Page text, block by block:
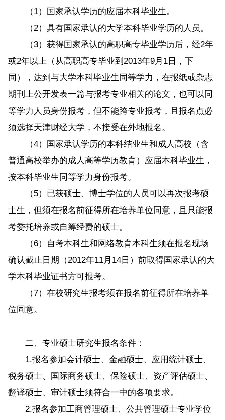
（1）国家承认学历的应届本科毕业生。
（2）具有国家承认的大学本科毕业学历的人员。
（3）获得国家承认的高职高专毕业学历后，经2年
或2年以上（从高职高专毕业到2013年9月1日，下
同），达到与大学本科毕业生同等学力，在报纸或杂志
期刊上公开发表一篇与报考专业相关的论文，也可以同
等学力人员身份报考，但不能跨专业报考，且报名点必
须选择天津财经大学，不接受在外地报名。
（4）国家承认学历的本科结业生和成人高校（含
普通高校举办的成人高等学历教育）应届本科毕业生，
按本科毕业生同等学力身份报考。
（5）已获硕士、博士学位的人员可以再次报考硕
士生，但须在报名前征得所在培养单位同意，且只能报
考委托培养或自筹经费的硕士。
（6）自考本科生和网络教育本科生须在报名现场
确认截止日期（2012年11月14日）前取得国家承认的大
学本科毕业证书方可报考。
（7）在校研究生报考须在报名前征得所在培养单
位同意。
二、专业硕士研究生报名条件：
1.报名参加会计硕士、金融硕士、应用统计硕士、
税务硕士、国际商务硕士、保险硕士、资产评估硕士、
翻译硕士、审计硕士须符合一中的各项要求。
2.报名参加工商管理硕士、公共管理硕士专业学位